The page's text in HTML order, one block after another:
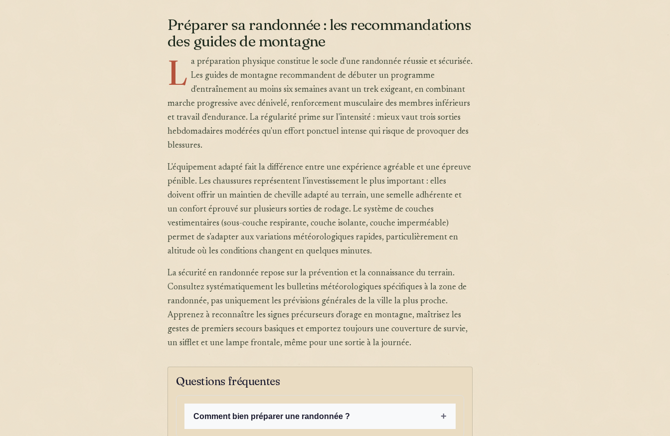
Préparer sa randonnée : les recommandations
des guides de montagne
L a préparation physique constitue le socle d'une randonnée réussie et sécurisée.
Les guides de montagne recommandent de débuter un programme
d'entraînement au moins six semaines avant un trek exigeant, en combinant
marche progressive avec dénivelé, renforcement musculaire des membres inférieurs
et travail d'endurance. La régularité prime sur l'intensité : mieux vaut trois sorties
hebdomadaires modérées qu'un effort ponctuel intense qui risque de provoquer des
blessures.
L'équipement adapté fait la différence entre une expérience agréable et une épreuve
pénible. Les chaussures représentent l'investissement le plus important : elles
doivent offrir un maintien de cheville adapté au terrain, une semelle adhérente et
un confort éprouvé sur plusieurs sorties de rodage. Le système de couches
vestimentaires (sous-couche respirante, couche isolante, couche imperméable)
permet de s'adapter aux variations météorologiques rapides, particulièrement en
altitude où les conditions changent en quelques minutes.
La sécurité en randonnée repose sur la prévention et la connaissance du terrain.
Consultez systématiquement les bulletins météorologiques spécifiques à la zone de
randonnée, pas uniquement les prévisions générales de la ville la plus proche.
Apprenez à reconnaître les signes précurseurs d'orage en montagne, maîtrisez les
gestes de premiers secours basiques et emportez toujours une couverture de survie,
un sifflet et une lampe frontale, même pour une sortie à la journée.
Questions fréquentes
Comment bien préparer une randonnée ? +